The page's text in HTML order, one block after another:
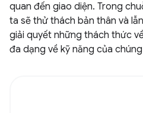
quan đến giao diện. Trong
ta sẽ thử thách bản thân và
giải quyết những thách thức
đa dạng về kỹ năng của